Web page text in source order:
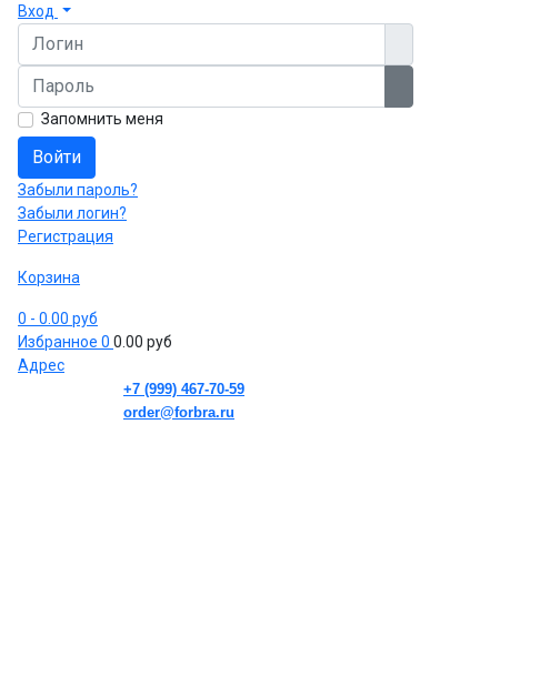
Вход
Логин
Пароль
Запомнить меня
Войти
Забыли пароль?
Забыли логин?
Регистрация
Корзина
0 - 0.00 руб
Избранное 0 0.00 руб
Адрес
+7 (999) 467-70-59
order@forbra.ru